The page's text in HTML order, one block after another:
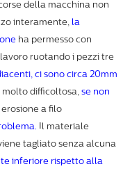
della macchina non
interamente, la
ha permesso con
ruotando i pezzi tre
ci sono circa 20mm
molto difficoltosa, se non
a filo
Il materiale
tagliato senza alcuna
inferiore rispetto alla